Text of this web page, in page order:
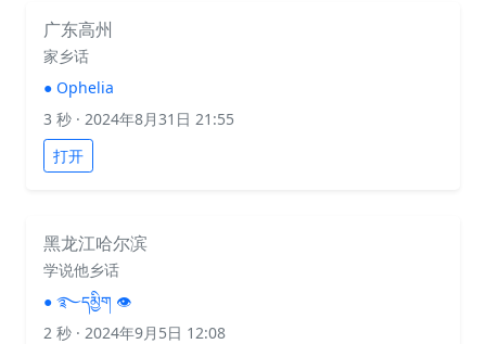
广东高州
家乡话
● Ophelia
3 秒 · 2024年8月31日 21:55
打开
黑龙江哈尔滨
学说他乡话
● ࿐དམྱིག 👁️
2 秒 · 2024年9月5日 12:08